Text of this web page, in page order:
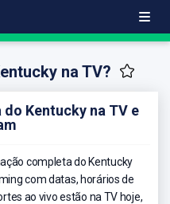
na TV?
Kentucky na TV e
completa do Kentucky
com datas, horários de
ao vivo estão na TV hoje,